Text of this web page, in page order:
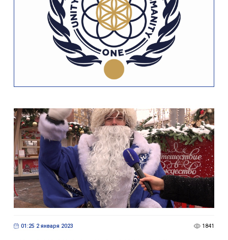
01:25 2 января 2023 1841